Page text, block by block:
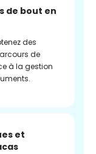
de bout en
des
de
à la gestion
et